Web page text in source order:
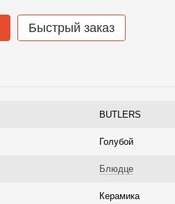
Быстрый заказ
BUTLERS
Голубой
Блюдце
Керамика